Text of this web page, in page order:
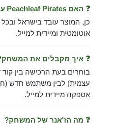
❓ האם Peachleaf Pirates עובד בישראל?
כן, המוצר עובד בישראל
אוטומטית ומיידית למייל.
❓ איך מקבלים את
בוחרים בעת הרכישה בין
עצמית) לבין משתמש חדש
אספקה מיידית למייל.
❓ מה הז'אנר של המשחק?